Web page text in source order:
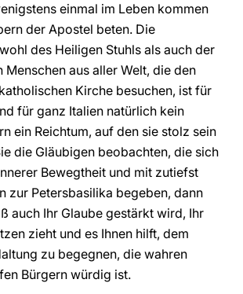
einmal im Leben kommen
der Apostel beten. Die
des Heiligen Stuhls als auch der
aus aller Welt, die den
Kirche besuchen, ist für
für ganz Italien natürlich kein
ein Reichtum, auf den sie stolz sein
die Gläubigen beobachten, die sich
Bewegtheit und mit zutiefst
zur Petersbasilika begeben, dann
auch Ihr Glaube gestärkt wird, Ihr
zieht und es Ihnen hilft, dem
zu begegnen, die wahren
Bürgern würdig ist.